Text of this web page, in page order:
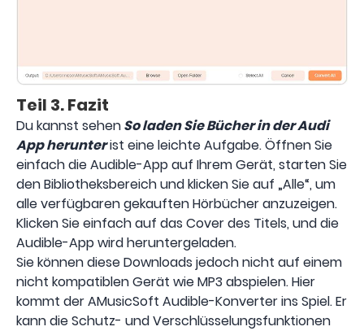
Teil 3. Fazit
Du kannst sehenSo laden Sie Bücher in der Audi
App herunterist eine leichte Aufgabe. Öffnen Sie
einfach die Audible-App auf Ihrem Gerät, starten Sie
den Bibliotheksbereich und klicken Sie auf „Alle“, um
alle verfügbaren gekauften Hörbücher anzuzeigen.
Klicken Sie einfach auf das Cover des Titels, und die
Audible-App wird heruntergeladen.
Sie können diese Downloads jedoch nicht auf einem
nicht kompatiblen Gerät wie MP3 abspielen. Hier
kommt der AMusicSoft Audible-Konverter ins Spiel. Er
kann die Schutz- und Verschlüsselungsfunktionen